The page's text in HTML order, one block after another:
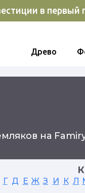
в первый
Древо
на
Г Д Е Ж З И К Л